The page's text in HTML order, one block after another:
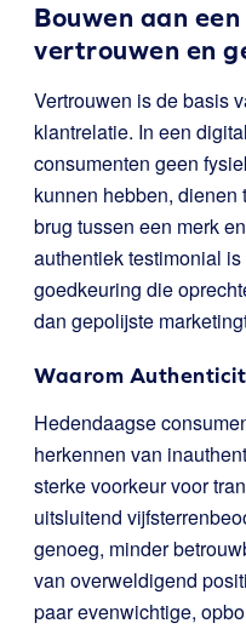
Bouwen aan
vertrouwen en
Vertrouwen is de basis
klantrelatie. In een
consumenten geen
kunnen hebben,
brug tussen een merk
authentiek testimonial
goedkeuring die
dan gepolijste
Waarom
Hedendaagse
herkennen van
sterke voorkeur voor
uitsluitend
genoeg, minder
van overweldigend
paar evenwichtige,